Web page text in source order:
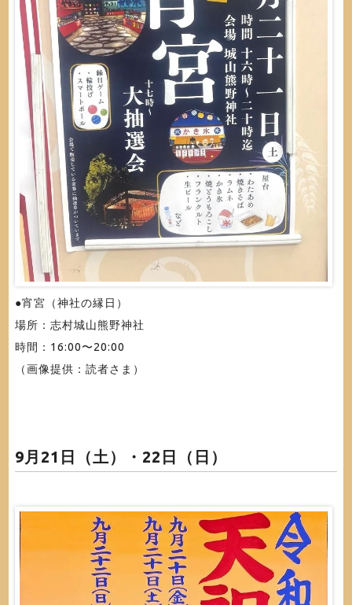
●宵宮（神社の縁日）
場所：志村城山熊野神社
時間：16:00〜20:00
（画像提供：読者さま）
9月21日（土）・22日（日）